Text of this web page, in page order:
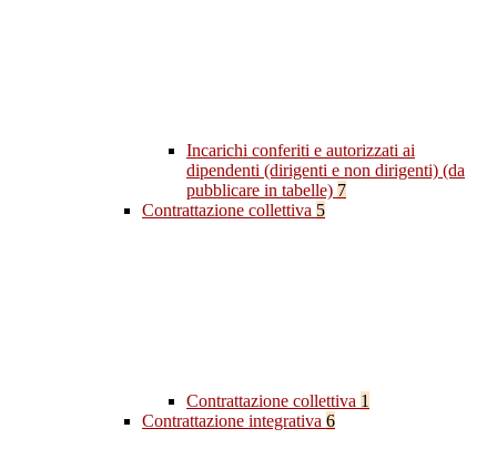
Incarichi conferiti e autorizzati ai
dipendenti (dirigenti e non dirigenti) (da
pubblicare in tabelle) 7
Contrattazione collettiva 5
Contrattazione collettiva 1
Contrattazione integrativa 6